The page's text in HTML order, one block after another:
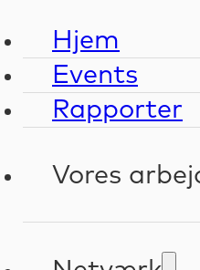
Hjem
Events
Rapporter
Vores